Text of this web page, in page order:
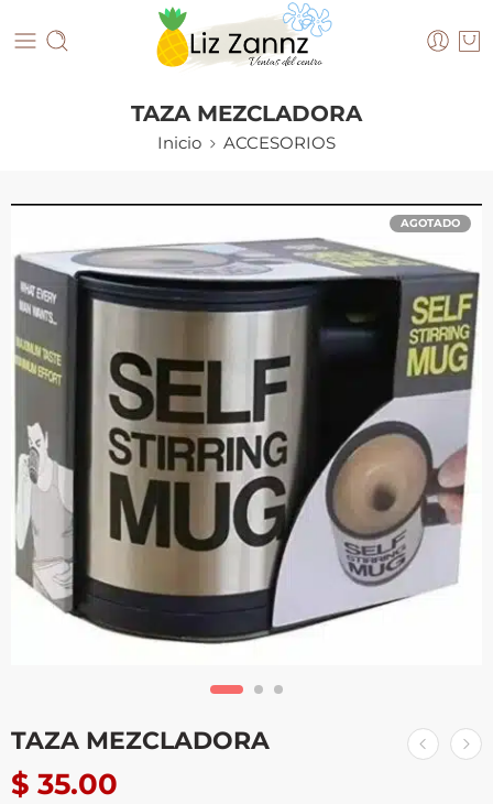
TAZA MEZCLADORA
Inicio ACCESORIOS
AGOTADO
TAZA MEZCLADORA
$ 35.00